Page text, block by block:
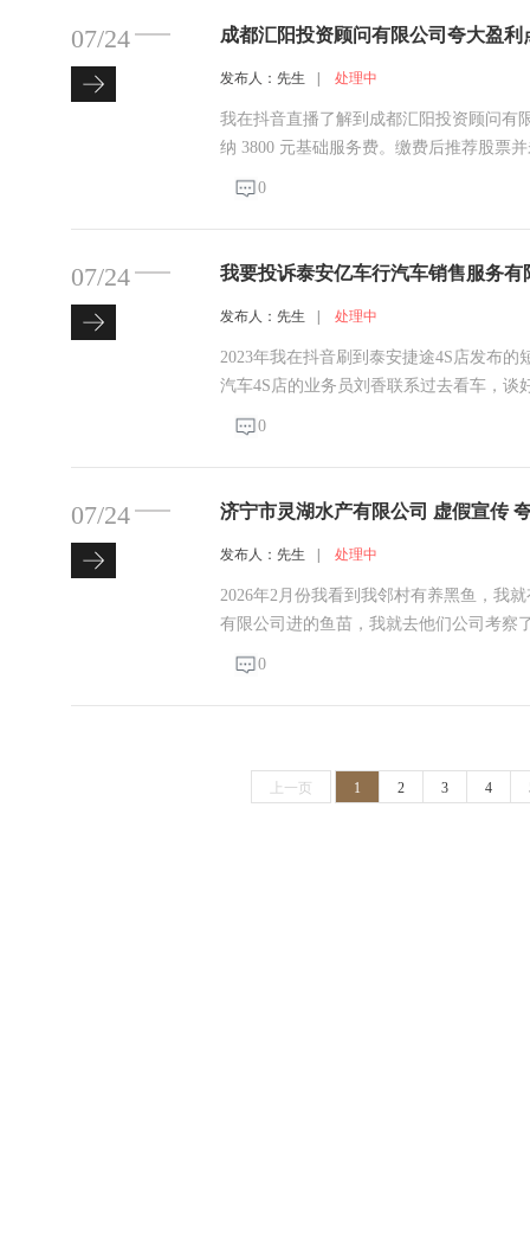
07/24 成都汇阳投资顾问有限公司夸大盈
发布人：先生 处理中
我在抖音直播了解到成都汇阳投资顾问有
纳 3800 元基础服务费。缴费后推荐股票
务。升级后听从指导重仓个股，该股下
0
07/24 我要投诉泰安亿车行汽车销售服务
发布人：先生 处理中
2023年我在抖音刷到泰安捷途4S店发布
汽车4S店的业务员刘香联系过去看车，谈
的去收车，给的价格也不高，远低于他
0
07/24
发布人：先生 处理中
2026年2月份我看到我邻村有养黑鱼，我
有限公司进的鱼苗，我就去他们公司考察
品鱼，后来就交了20000元定金，我建了
0
上一页 1 2 3 4